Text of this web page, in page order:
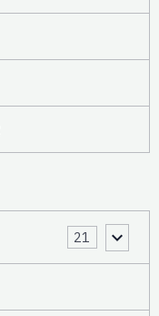
21